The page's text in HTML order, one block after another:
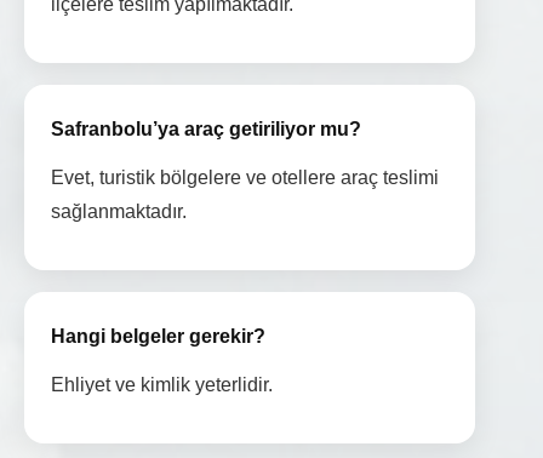
ilçelere teslim yapılmaktadır.
Safranbolu’ya araç getiriliyor mu?
Evet, turistik bölgelere ve otellere araç teslimi
sağlanmaktadır.
Hangi belgeler gerekir?
Ehliyet ve kimlik yeterlidir.